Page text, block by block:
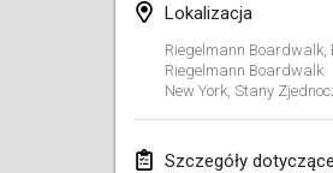
Lokalizacja
Riegelmann Boardwalk,
Riegelmann Boardwalk
New York, Stany
Szczegóły
luty 2025
US Mölkky
7 lut 2025 Stany